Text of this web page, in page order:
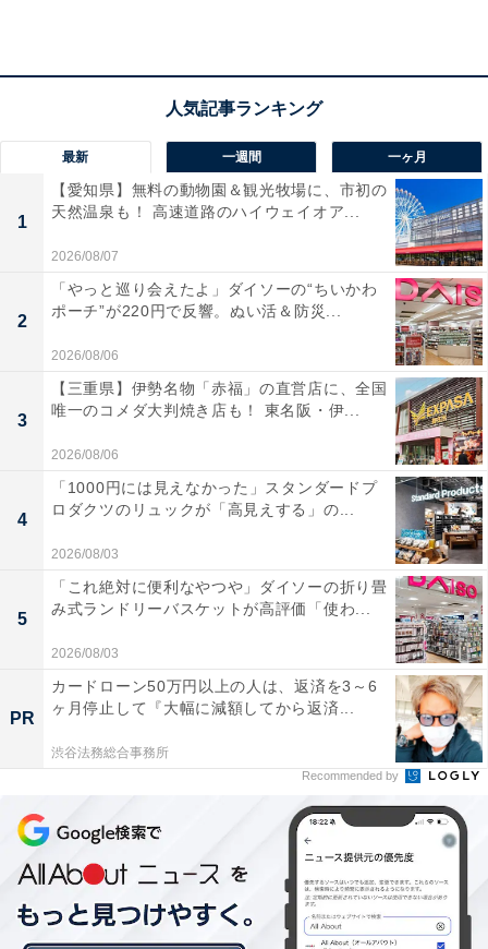
所在地：大分県由布市湯布院町川上1503-3
交通手段：JR由布院駅から徒歩約15分／湯布院ICから車
料金
大人1名（参考価格）：6400円
※料金は公式Webサイト参考価格
※プラン・部屋により価格は変動します
チェックイン・チェックアウト
チェックイン：15:00
チェックアウト：10:00
※プランにより時間が異なる可能性があります
【大分県の人気ホテル】「YUFUIN FLORAL
VILLAGE HOTEL」はおとぎ話の世界のよう
な街並みが魅力
最新 一週間 一ヶ月
1
【愛知県】無料の動物園＆観光牧場に、市初の
天然温泉も！ 高速道路のハイウェイオア...
2026/08/07
2
「やっと巡り会えたよ」ダイソーの“ちいかわ
ポーチ”が220円で反響。ぬい活＆防災...
2026/08/06
3
【三重県】伊勢名物「赤福」の直営店に、全国
唯一のコメダ大判焼き店も！ 東名阪・伊...
2026/08/06
4
「1000円には見えなかった」スタンダードプ
ロダクツのリュックが「高見えする」の...
2026/08/03
5
「これ絶対に便利なやつや」ダイソーの折り畳
み式ランドリーバスケットが高評価「使わ...
2026/08/03
PR
カードローン50万円以上の人は、返済を3～6
ヶ月停止して『大幅に減額してから返済...
渋谷法務総合事務所
Recommended by